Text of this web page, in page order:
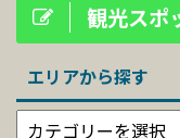
観光スポ
エリアから探す